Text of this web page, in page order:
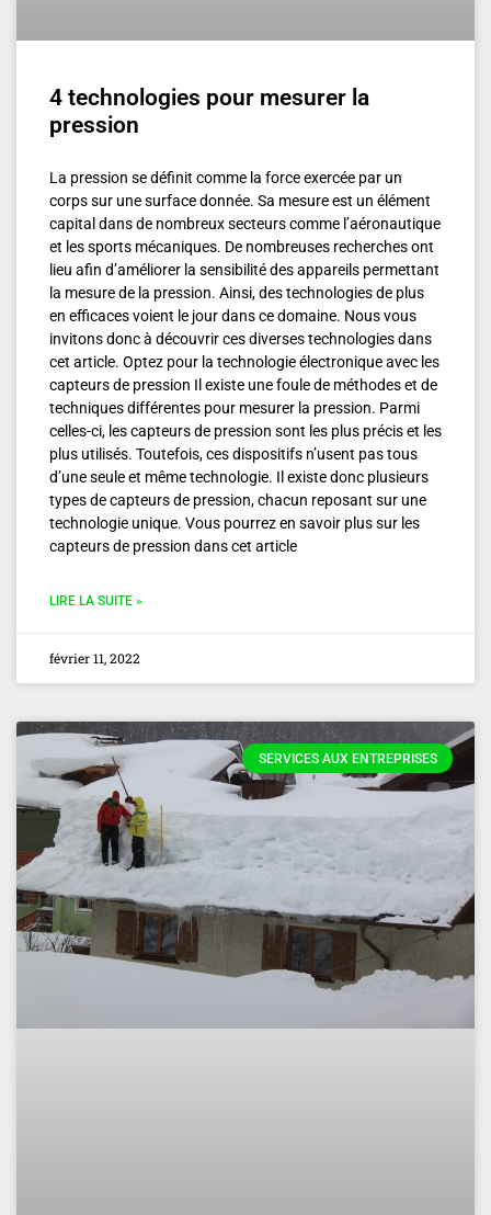
4 technologies pour mesurer la
pression
La pression se définit comme la force exercée par un
corps sur une surface donnée. Sa mesure est un élément
capital dans de nombreux secteurs comme l’aéronautique
et les sports mécaniques. De nombreuses recherches ont
lieu afin d’améliorer la sensibilité des appareils permettant
la mesure de la pression. Ainsi, des technologies de plus
en efficaces voient le jour dans ce domaine. Nous vous
invitons donc à découvrir ces diverses technologies dans
cet article. Optez pour la technologie électronique avec les
capteurs de pression Il existe une foule de méthodes et de
techniques différentes pour mesurer la pression. Parmi
celles-ci, les capteurs de pression sont les plus précis et les
plus utilisés. Toutefois, ces dispositifs n’usent pas tous
d’une seule et même technologie. Il existe donc plusieurs
types de capteurs de pression, chacun reposant sur une
technologie unique. Vous pourrez en savoir plus sur les
capteurs de pression dans cet article
LIRE LA SUITE »
février 11, 2022
SERVICES AUX ENTREPRISES